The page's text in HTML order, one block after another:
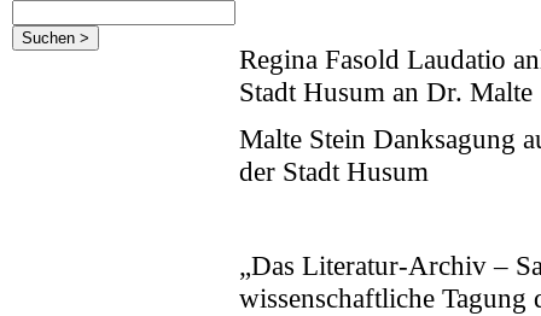
Regina Fasold Laudatio
Stadt Husum an Dr.
Malte Stein Danksagung
der Stadt Husum
„Das Literatur-Archiv –
wissenschaftliche